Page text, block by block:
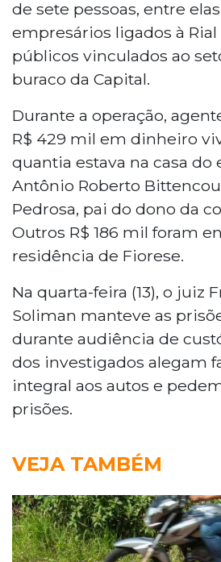
de sete pessoas, entre
empresários ligados à
públicos vinculados ao
buraco da Capital.
Durante a operação,
R$ 429 mil em dinheiro
quantia estava na casa do
Antônio Roberto
Pedrosa, pai do dono da
Outros R$ 186 mil foram
residência de Fiorese.
Na quarta-feira (13), o juiz
Soliman manteve as
durante audiência de
dos investigados alegam
integral aos autos e
prisões.
VEJA TAMBÉM